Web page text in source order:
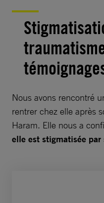
Nous avons rencontré
rentrer chez elle après
Haram. Elle nous a
elle est stigmatisée